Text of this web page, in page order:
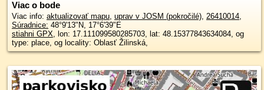
Viac o bode
Viac info: aktualizovať mapu, uprav v JOSM (pokročilé), 26410014,
Súradnice: 48°9'13"N, 17°6'39"E
stiahni GPX, lon: 17.111099580285703, lat: 48.15377843634084, og
type: place, og locality: Oblasť Žilinská,